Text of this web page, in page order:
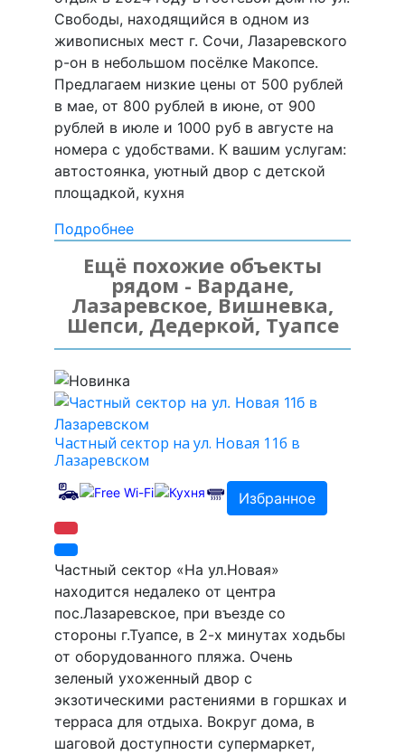
Свободы, находящийся в одном из
живописных мест г. Сочи, Лазаревского
р-он в небольшом посёлке Макопсе.
Предлагаем низкие цены от 500 рублей
в мае, от 800 рублей в июне, от 900
рублей в июле и 1000 руб в августе на
номера с удобствами. К вашим услугам:
автостоянка, уютный двор с детской
площадкой, кухня
Подробнее
Ещё похожие объекты
рядом - Вардане,
Лазаревское, Вишневка,
Шепси, Дедеркой, Туапсе
Частный сектор на ул. Новая 11б в
Лазаревском
Избранное
Частный сектор «На ул.Новая»
находится недалеко от центра
пос.Лазаревское, при въезде со
стороны г.Туапсе, в 2-х минутах ходьбы
от оборудованного пляжа. Очень
зеленый ухоженный двор с
экзотическими растениями в горшках и
терраса для отдыха. Вокруг дома, в
шаговой доступности супермаркет,